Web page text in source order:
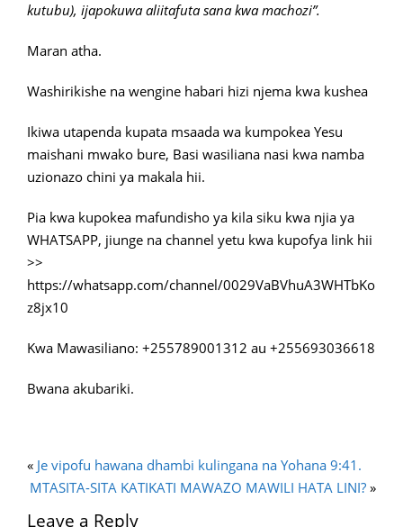
kutubu), ijapokuwa aliitafuta sana kwa machozi”.
Maran atha.
Washirikishe na wengine habari hizi njema kwa kushea
Ikiwa utapenda kupata msaada wa kumpokea Yesu
maishani mwako bure, Basi wasiliana nasi kwa namba
uzionazo chini ya makala hii.
Pia kwa kupokea mafundisho ya kila siku kwa njia ya
WHATSAPP, jiunge na channel yetu kwa kupofya link hii
>>
https://whatsapp.com/channel/0029VaBVhuA3WHTbKo
z8jx10
Kwa Mawasiliano: +255789001312 au +255693036618
Bwana akubariki.
« Je vipofu hawana dhambi kulingana na Yohana 9:41.
MTASITA-SITA KATIKATI MAWAZO MAWILI HATA LINI? »
Leave a Reply